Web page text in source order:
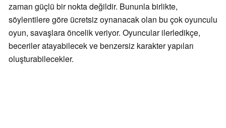
zaman güçlü bir nokta değildir. Bununla birlikte,
söylentilere göre ücretsiz oynanacak olan bu çok oyunculu
oyun, savaşlara öncelik veriyor. Oyuncular ilerledikçe,
beceriler atayabilecek ve benzersiz karakter yapıları
oluşturabilecekler.